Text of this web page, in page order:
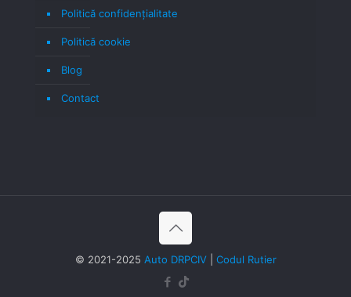
Politică confidenţialitate
Politică cookie
Blog
Contact
© 2021-2025 Auto DRPCIV| Codul Rutier